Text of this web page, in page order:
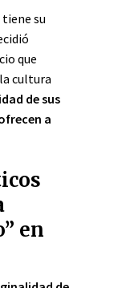
tiene su
que
cultura
de sus
a
en